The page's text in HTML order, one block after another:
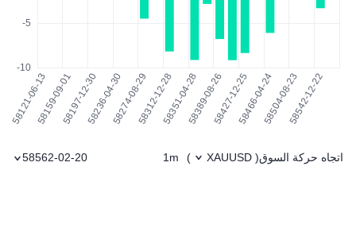
اتجاه حركة السوق(
XAUUSD
)
1m
58562-02-20